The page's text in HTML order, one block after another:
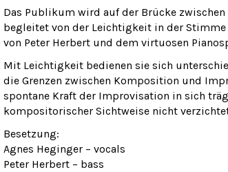
Das Publikum wird auf der Brücke
begleitet von der Leichtigkeit in der Stimme
von Peter Herbert und dem virtuosen
Mit Leichtigkeit bedienen sie sich
die Grenzen zwischen Komposition und
spontane Kraft der Improvisation in sich
kompositorischer Sichtweise nicht
Besetzung:
Agnes Heginger – vocals
Peter Herbert – bass